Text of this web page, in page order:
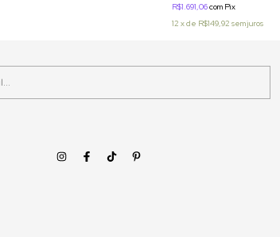
R$1.691,06com Pix
12 xde R$149,92 sem juros